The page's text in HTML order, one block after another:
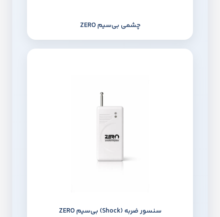
چشمی بی‌سیم ZERO
سنسور ضربه (Shock) بی‌سیم ZERO